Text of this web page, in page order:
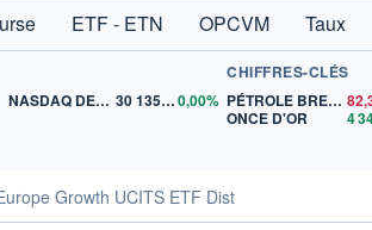
ETF - ETN OPCVM Taux
NASDAQ DEC26 30 135,000,00%
CHIFFRES-CLÉS
PÉTROLE BRENT
ONCE D'OR
Growth UCITS ETF Dist